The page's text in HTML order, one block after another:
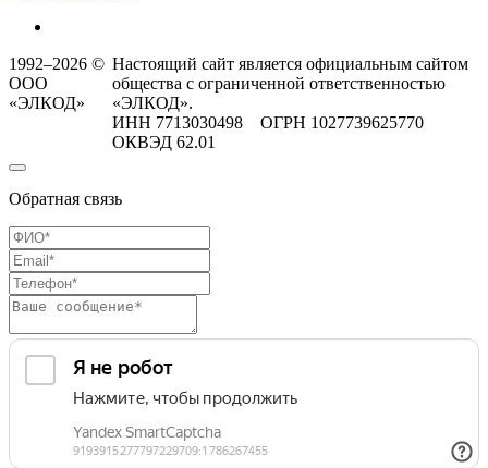
1992–2026 ©
ООО
«ЭЛКОД»
Настоящий сайт является официальным сайтом
общества с ограниченной ответственностью
«ЭЛКОД».
ИНН 7713030498 ОГРН 1027739625770
ОКВЭД 62.01
Обратная связь